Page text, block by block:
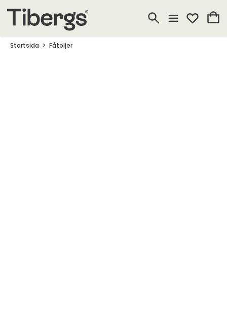
Startsida Fåtöljer